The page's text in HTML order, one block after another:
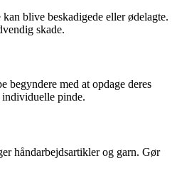
blive beskadigede eller ødelagte.
skade.
med at opdage deres
pinde.
håndarbejdsartikler og garn. Gør